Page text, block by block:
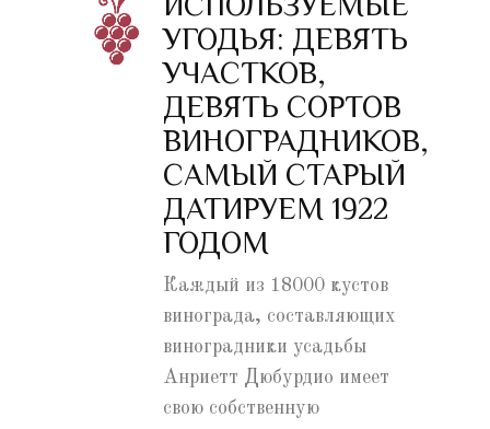
УГОДЬЯ: ДЕВЯТЬ
УЧАСТКОВ,
ДЕВЯТЬ СОРТОВ
ВИНОГРАДНИКОВ,
САМЫЙ СТАРЫЙ
ДАТИРУЕМ 1922
ГОДОМ
Каждый из 18000 кустов
винограда, составляющих
виноградники усадьбы
Анриетт Дюбурдио имеет
свою собственную